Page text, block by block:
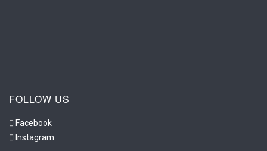
FOLLOW US
Facebook
Instagram